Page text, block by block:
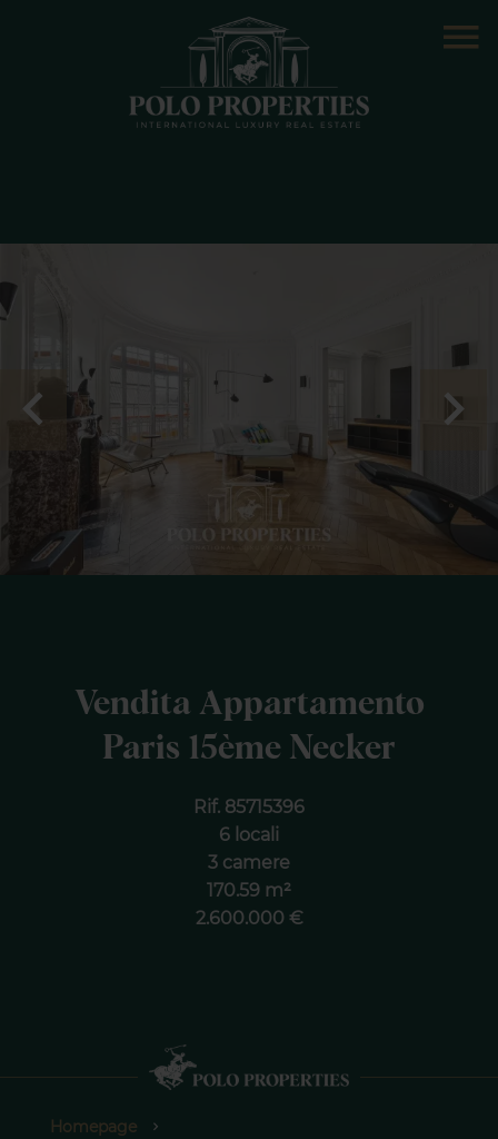
Vendita Appartamento
Paris 15ème Necker
Rif. 85715396
6 locali
3 camere
170.59 m²
2.600.000 €
Homepage